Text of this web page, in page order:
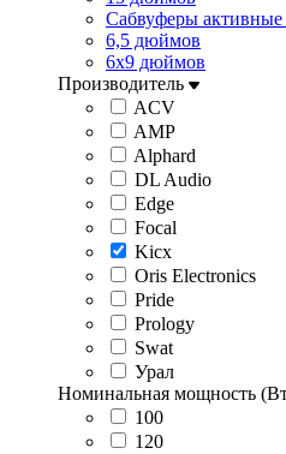
Сабвуферы
6,5 дюймов
6x9 дюймов
Производитель
ACV
AMP
Alphard
DL Audio
Edge
Focal
Kicx
Oris Electronics
Pride
Prology
Swat
Урал
Номинальная мощность
100
120